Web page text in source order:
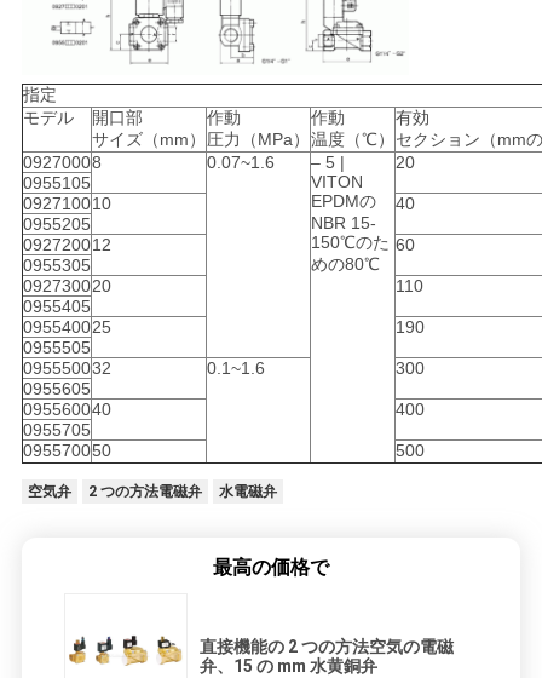
し
な
さ
い
VR
SHOW
地
図
指定
モデル
開口部
サイズ（mm）
作動
圧力（MPa）
作動
温度（℃）
有効
セクション（mm
09270008 0.07~1.6
– 5 |
VITON
EPDMの
NBR 15-
150℃のた
めの80℃
20
0955105
092710010
40
0955205
092720012
60
0955305
092730020
110
0955405
095540025
190
0955505
095550032 0.1~1.6
300
0955605
095560040
400
0955705
095570050 500
空気弁 2 つの方法電磁弁 水電磁弁
最高の価格で
直接機能の 2 つの方法空気の電磁
弁、15 の mm 水黄銅弁